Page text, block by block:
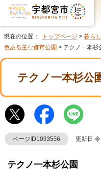
現在の位置： トップページ > 暮ら
色ある主な都市公園 > テクノ一本杉
テクノ一本杉公
ページID1033556 更新日 令
テクノ一本杉公園